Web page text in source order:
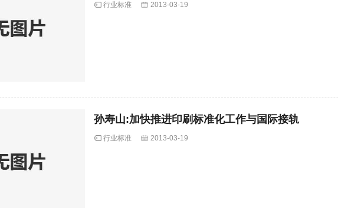
行业标准 2013-03-19
孙寿山:加快推进印刷标准化工作与国际接轨
行业标准 2013-03-19